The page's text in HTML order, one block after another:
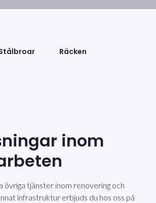
Räcken
inom
övriga tjänster inom renovering och
infrastruktur erbjuds du hos oss på